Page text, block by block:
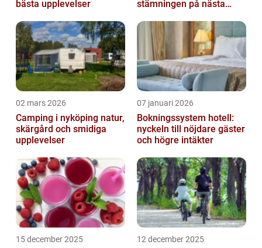
bästa upplevelser
stämningen på nästa
02 mars 2026
Camping i nyköping natur,
skärgård och smidiga
upplevelser
07 januari 2026
Bokningssystem hotell:
nyckeln till nöjdare gäster
och högre intäkter
15 december 2025 12 december 2025